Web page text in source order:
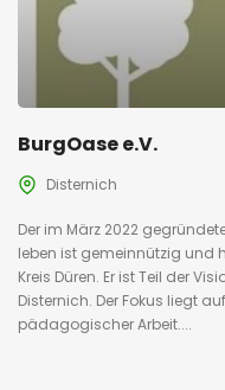
BurgOase e.V.
Disternich
Der im März 2022
leben ist gemeinnützig und
Kreis Düren. Er ist Teil der
Disternich. Der Fokus liegt
pädagogischer Arbeit....